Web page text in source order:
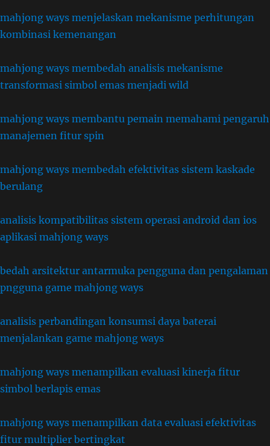
mahjong ways menjelaskan mekanisme perhitungan
kombinasi kemenangan
mahjong ways membedah analisis mekanisme
transformasi simbol emas menjadi wild
mahjong ways membantu pemain memahami pengaruh
manajemen fitur spin
mahjong ways membedah efektivitas sistem kaskade
berulang
analisis kompatibilitas sistem operasi android dan ios
aplikasi mahjong ways
bedah arsitektur antarmuka pengguna dan pengalaman
pngguna game mahjong ways
analisis perbandingan konsumsi daya baterai
menjalankan game mahjong ways
mahjong ways menampilkan evaluasi kinerja fitur
simbol berlapis emas
mahjong ways menampilkan data evaluasi efektivitas
fitur multiplier bertingkat